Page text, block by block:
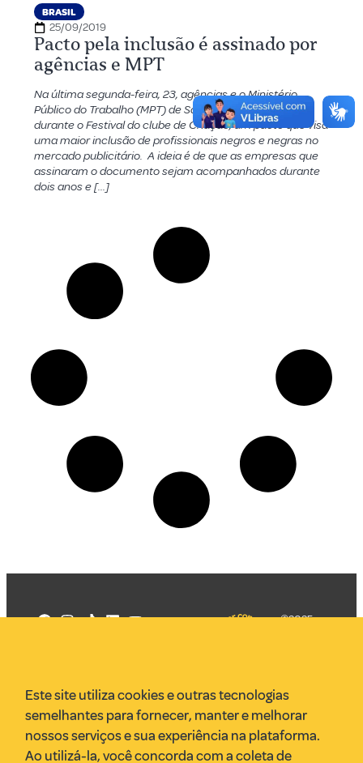
BRASIL
25/09/2019
Pacto pela inclusão é assinado por
agências e MPT
Na última segunda-feira, 23, agências e o Ministério
Público do Trabalho (MPT) de São Paulo assinaram,
durante o Festival do clube de Criação, um pacto que visa
uma maior inclusão de profissionais negros e negras no
mercado publicitário. A ideia é de que as empresas que
assinaram o documento sejam acompanhados durante
dois anos e […]
VR Assessoria
Parcerias
Envie uma pauta
©2025
Este site utiliza cookies e outras tecnologias
semelhantes para fornecer, manter e melhorar
nossos serviços e sua experiência na plataforma.
Ao utilizá-la, você concorda com a coleta de